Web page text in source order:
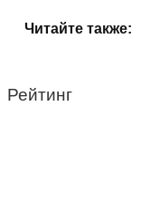
Читайте также:
Рейтинг